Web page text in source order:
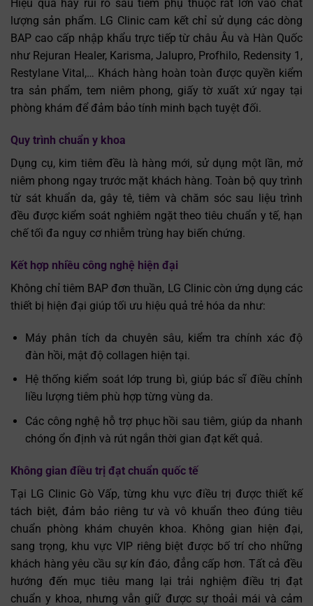
Hiệu quả hay rủi ro sau tiêm phụ thuộc rất lớn vào chất
lượng sản phẩm. LG Clinic cam kết chỉ sử dụng các dòng
BAP cao cấp nhập khẩu trực tiếp từ châu Âu và Hàn Quốc
như Rejuran Healer, Karisma, Jalupro, Profhilo, Redensity 1,
Restylane Vital,… Khách hàng hoàn toàn được quyền kiểm
tra sản phẩm, tem niêm phong, giấy tờ xuất xứ ngay tại
phòng khám để đảm bảo tính minh bạch tuyệt đối.
Quy trình chuẩn y khoa
Dụng cụ, kim tiêm đều là hàng mới, sử dụng một lần, mở
niêm phong ngay trước mặt khách hàng. Toàn bộ quy trình
từ sát khuẩn da, gây tê, tiêm và chăm sóc sau liệu trình
đều được kiểm soát nghiêm ngặt theo tiêu chuẩn y tế, hạn
chế tối đa nguy cơ nhiễm trùng hay biến chứng.
Kết hợp nhiều công nghệ hiện đại
Không chỉ tiêm BAP đơn thuần, LG Clinic còn ứng dụng các
thiết bị hiện đại giúp tối ưu hiệu quả trẻ hóa da như:
Máy phân tích da chuyên sâu, kiểm tra chính xác độ
đàn hồi, mật độ collagen hiện tại.
Hệ thống kiểm soát lớp trung bì, giúp bác sĩ điều chỉnh
liều lượng tiêm phù hợp từng vùng da.
Các công nghệ hỗ trợ phục hồi sau tiêm, giúp da nhanh
chóng ổn định và rút ngắn thời gian đạt kết quả.
Không gian điều trị đạt chuẩn quốc tế
Tại LG Clinic Gò Vấp, từng khu vực điều trị được thiết kế
tách biệt, đảm bảo riêng tư và vô khuẩn theo đúng tiêu
chuẩn phòng khám chuyên khoa. Không gian hiện đại,
sang trọng, khu vực VIP riêng biệt được bố trí cho những
khách hàng yêu cầu sự kín đáo, đẳng cấp hơn. Tất cả đều
hướng đến mục tiêu mang lại trải nghiệm điều trị đạt
chuẩn y khoa, nhưng vẫn giữ được sự thoải mái và cảm